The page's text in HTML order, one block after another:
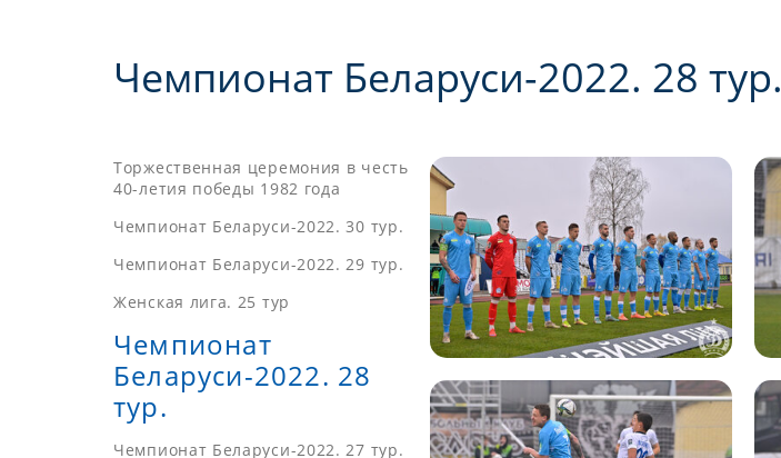
Чемпионат Беларуси-2022. 28 тур.
Торжественная церемония в честь
40-летия победы 1982 года
Чемпионат Беларуси-2022. 30 тур.
Чемпионат Беларуси-2022. 29 тур.
Женская лига. 25 тур
Чемпионат
Беларуси-2022. 28
тур.
Чемпионат Беларуси-2022. 27 тур.